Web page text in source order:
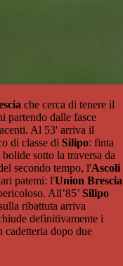
che cerca di tenere il
partendo dalle fasce
Al 53' arriva il
di classe di Silipo: finta
sotto la traversa da
secondo tempo, l'Ascoli
patemi: l'Union Brescia
All’85’ Silipo
ribattuta arriva
definitivamente i
cadetteria dopo due